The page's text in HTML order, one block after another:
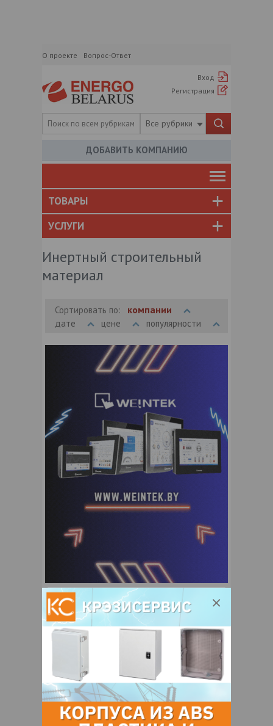
О проекте Вопрос-Ответ
Вход
Регистрация
Все рубрики
ДОБАВИТЬ КОМПАНИЮ
ТОВАРЫ
УСЛУГИ
Инертный строительный
материал
Сортировать по: компании
дате цене популярности
Фильтр